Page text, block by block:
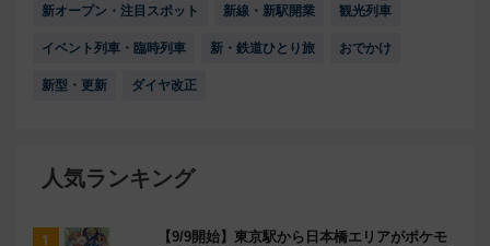
新オープン・注目スポット 新線・新駅開業 観光列車
イベント列車・臨時列車 新・鉄道ひとり旅 おでかけ
新型・更新 ダイヤ改正
人気ランキング
【9/9開始】東京駅から日本橋エリアがポケモ